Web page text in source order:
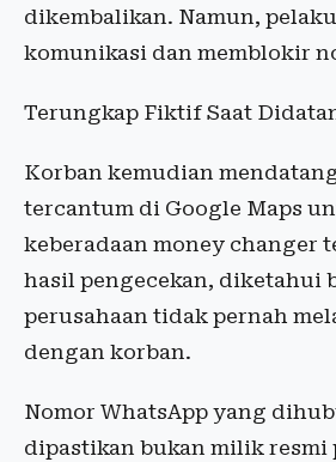
dikembalikan. Namun,
komunikasi dan memblokir
Terungkap Fiktif Saat
Korban kemudian
tercantum di Google Maps
keberadaan money changer
hasil pengecekan, diketahui
perusahaan tidak pernah
dengan korban.
Nomor WhatsApp yang
dipastikan bukan milik resmi